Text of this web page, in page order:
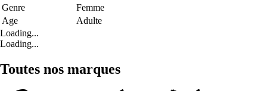
Genre
Femme
Age
Adulte
Loading...
Loading...
Toutes nos marques